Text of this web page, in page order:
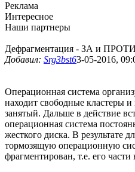
Реклама
Интересное
Наши партнеры
Дефрагментация - ЗА и
Добавил: Srg3bst63-05-2016,
Операционная система
находит свободные кластеры
занятый. Дальше в действие
операционная система
жесткого диска. В результате
тормозящую операционную
фрагментирован, т.е. его